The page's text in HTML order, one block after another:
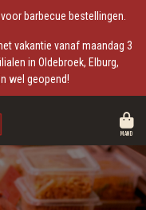
barbecue bestellingen.
vakantie vanaf maandag 3
in Oldebroek, Elburg,
wel geopend!
MAND